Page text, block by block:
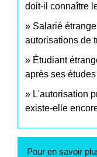
doit-il connaître
Salarié
autorisations de
Étudiant
après ses
L'autorisation
existe-elle
Pour en savoir